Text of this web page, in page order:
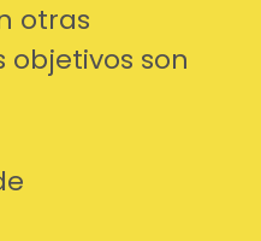
otras
objetivos son